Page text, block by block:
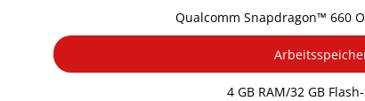
Qualcomm Snapdragon™ 660
4 GB RAM/32 GB